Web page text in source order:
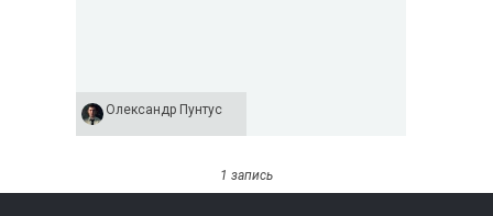
Олександр Пунтус
1 запись